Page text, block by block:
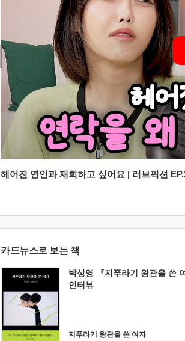
헤어진 연인과 재회하고 싶어요 | 러브픽션
카드뉴스로 보는 책
박상영 『지푸라기 왕관을 쓴
인터뷰
지푸라기 왕관을 쓴 여자